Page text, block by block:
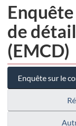
de
(EMCD)
Enquête sur le